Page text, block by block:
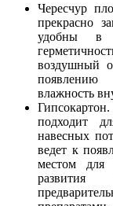
Чересчур
прекрасно
удобны в
воздушный
появлению
влажность
подходит
навесных
ведет к
местом для
развития